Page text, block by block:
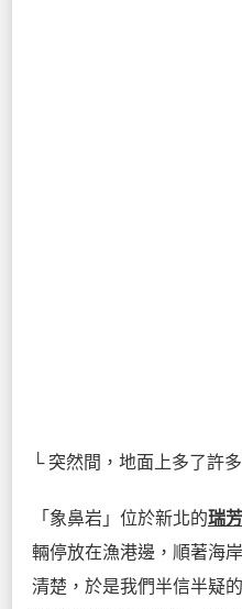
└ 突然間，地面上多了許多
「象鼻岩」位於新北的瑞
輛停放在漁港邊，順著海
清楚，於是我們半信半疑